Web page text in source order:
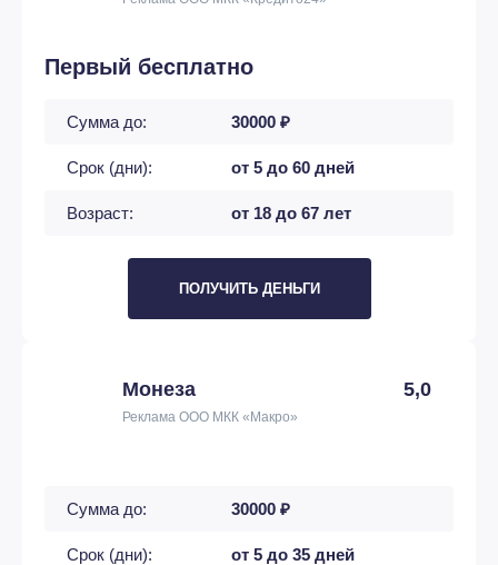
Первый бесплатно
Сумма до: 30000 ₽
Срок (дни): от 5 до 60 дней
Возраст: от 18 до 67 лет
ПОЛУЧИТЬ ДЕНЬГИ
Монеза 5,0
Реклама ООО МКК «Макро»
Сумма до: 30000 ₽
Срок (дни): от 5 до 35 дней